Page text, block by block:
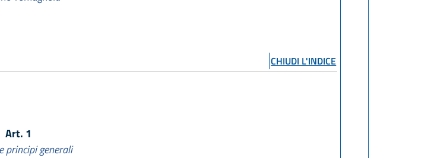
CHIUDI L'INDICE
Art. 1
principi generali